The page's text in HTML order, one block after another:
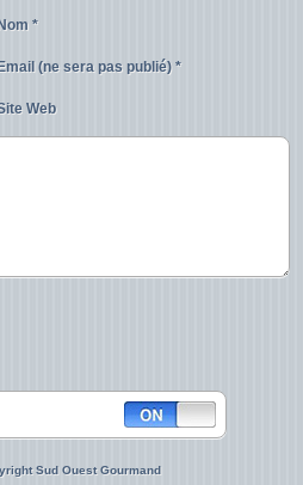
Nom *
Email (ne sera pas publié) *
Web
Sud Ouest Gourmand